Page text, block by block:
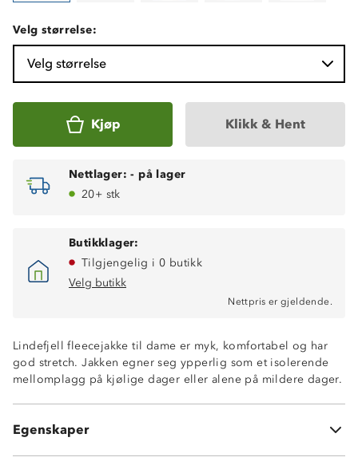
Velg størrelse:
Velg størrelse
Kjøp Klikk & Hent
Nettlager: - på lager
20+ stk
Butikklager:
Tilgjengelig i 0 butikk
Velg butikk
Nettpris er gjeldende.
Lindefjell fleecejakke til dame er myk, komfortabel og har
god stretch. Jakken egner seg ypperlig som et isolerende
mellomplagg på kjølige dager eller alene på mildere dager.
Egenskaper
Fukttransporterende
160 gram ultrafleece